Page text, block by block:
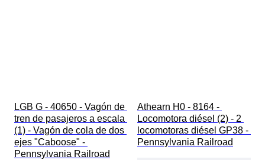
LGB G - 40650 - Vagón de
tren de pasajeros a escala
(1) - Vagón de cola de dos
ejes "Caboose" -
Pennsylvania Railroad
Athearn H0 - 8164 -
Locomotora diésel (2) - 2
locomotoras diésel GP38 -
Pennsylvania Railroad